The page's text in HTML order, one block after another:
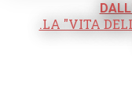
.LA "VITA